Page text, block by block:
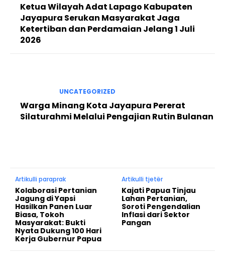
Ketua Wilayah Adat Lapago Kabupaten
Jayapura Serukan Masyarakat Jaga
Ketertiban dan Perdamaian Jelang 1 Juli
2026
UNCATEGORIZED
Warga Minang Kota Jayapura Pererat
Silaturahmi Melalui Pengajian Rutin Bulanan
Artikulli paraprak
Kolaborasi Pertanian
Jagung di Yapsi
Hasilkan Panen Luar
Biasa, Tokoh
Masyarakat: Bukti
Nyata Dukung 100 Hari
Kerja Gubernur Papua
Artikulli tjetër
Kajati Papua Tinjau
Lahan Pertanian,
Soroti Pengendalian
Inflasi dari Sektor
Pangan